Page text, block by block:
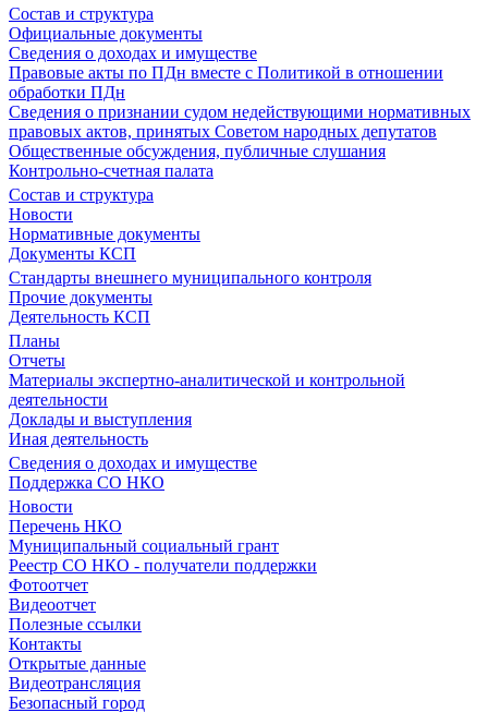
Состав и структура
Официальные документы
Сведения о доходах и имуществе
Правовые акты по ПДн вместе с Политикой в отношении
обработки ПДн
Сведения о признании судом недействующими нормативных
правовых актов, принятых Советом народных депутатов
Общественные обсуждения, публичные слушания
Контрольно-счетная палата
Состав и структура
Новости
Нормативные документы
Документы КСП
Стандарты внешнего муниципального контроля
Прочие документы
Деятельность КСП
Планы
Отчеты
Материалы экспертно-аналитической и контрольной
деятельности
Доклады и выступления
Иная деятельность
Сведения о доходах и имуществе
Поддержка СО НКО
Новости
Перечень НКО
Муниципальный социальный грант
Реестр СО НКО - получатели поддержки
Фотоотчет
Видеоотчет
Полезные ссылки
Контакты
Открытые данные
Видеотрансляция
Безопасный город